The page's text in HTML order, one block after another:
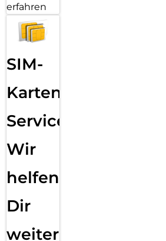
erfahren
SIM-
Karten
Service:
Wir
helfen
Dir
weiter